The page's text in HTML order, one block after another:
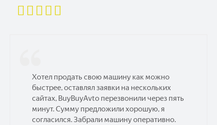
Хотел продать свою машину как можно
быстрее, оставлял заявки на нескольких
сайтах, BuyBuyAvto перезвонили через пять
минут. Сумму предложили хорошую, я
согласился. Забрали машину оперативно.